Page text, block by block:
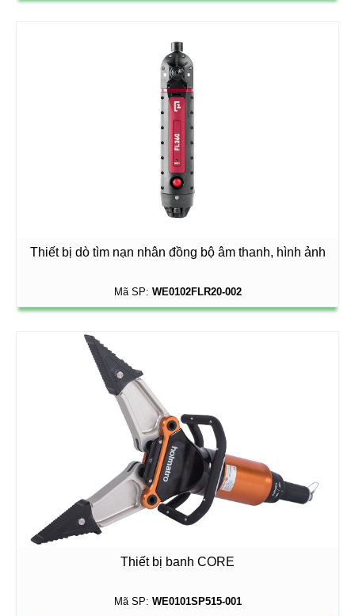
Thiết bị dò tìm nạn nhân đồng bộ âm thanh, hình ảnh
Mã SP: WE0102FLR20-002
Thiết bị banh CORE
Mã SP: WE0101SP515-001